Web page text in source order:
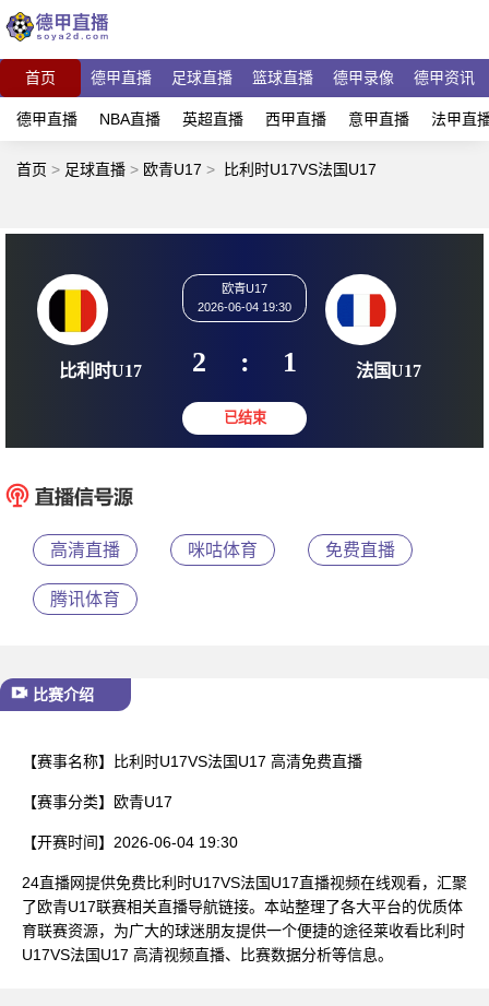
首页 德甲直播 足球直播 篮球直播 德甲录像 德甲资讯
德甲直播 NBA直播 英超直播 西甲直播 意甲直播 法甲直
首页 > 足球直播 > 欧青U17 > 比利时U17VS法国U17
比利时U17
欧青U17
2026-06-04 19:30
2 : 1 法国
高清直播 咪咕体育 免费直播
腾讯体育
比赛介绍
【赛事名称】 比利时U17VS法国U17 高清免费直播
【赛事分类】 欧青U17
【开赛时间】 2026-06-04 19:30
24直播网提供免费比利时U17VS法国U17直播视频在线观看，汇聚
了欧青U17联赛相关直播导航链接。本站整理了各大平台的优质体
育联赛资源，为广大的球迷朋友提供一个便捷的途径莱收看比利时
U17VS法国U17 高清视频直播、比赛数据分析等信息。